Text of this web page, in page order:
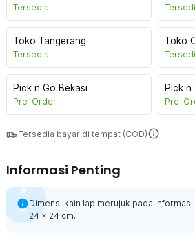
Tersedia
Toko Tangerang
Tersedia
Toko
Pick n Go Bekasi
Pre-Order
Pick n
Pre-
Tersedia bayar di tempat (COD)
Informasi Penting
Dimensi kain lap merujuk pada
24 x 24 cm.